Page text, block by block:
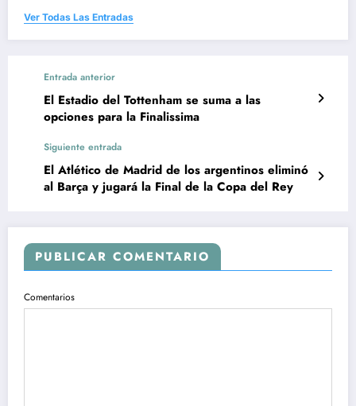
Ver Todas Las Entradas
Entrada anterior
El Estadio del Tottenham se suma a las
opciones para la Finalissima
Siguiente entrada
El Atlético de Madrid de los argentinos eliminó
al Barça y jugará la Final de la Copa del Rey
PUBLICAR COMENTARIO
Comentarios